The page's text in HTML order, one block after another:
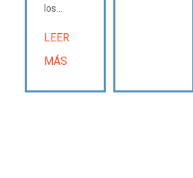
los...
LEER
MÁS